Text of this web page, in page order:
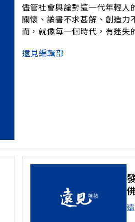
儘管社會輿論對這一代年輕人
關懷、讀書不求甚解、創造
而，就像每一個時代，有迷失
「教育即成長」哲學，在中華
遠見編輯部